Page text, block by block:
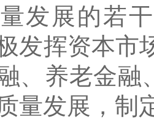
发展的若
发挥资本市
、养老金融
量发展，制